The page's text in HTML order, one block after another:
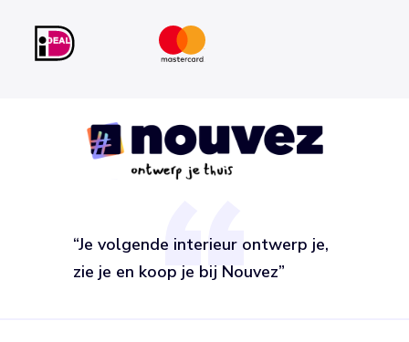
“Je volgende interieur ontwerp je,
zie je en koop je bij Nouvez”